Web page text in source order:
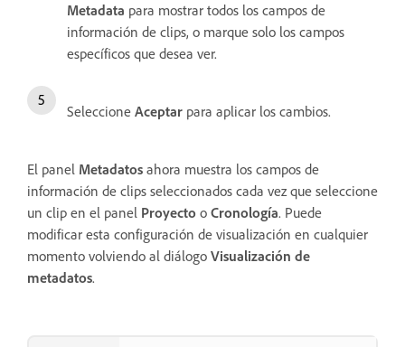
Metadata para mostrar todos los campos de
información de clips, o marque solo los campos
específicos que desea ver.
Seleccione Aceptar para aplicar los cambios.
El panel Metadatos ahora muestra los campos de
información de clips seleccionados cada vez que seleccione
un clip en el panel Proyecto o Cronología. Puede
modificar esta configuración de visualización en cualquier
momento volviendo al diálogo Visualización de
metadatos.